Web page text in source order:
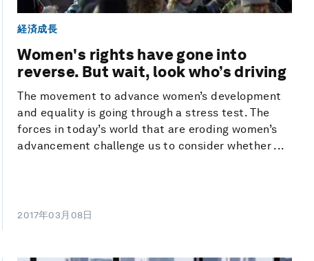
経済成長
Women's rights have gone into
reverse. But wait, look who’s driving
The movement to advance women’s development
and equality is going through a stress test. The
forces in today’s world that are eroding women’s
advancement challenge us to consider whether ...
2017年03月08日